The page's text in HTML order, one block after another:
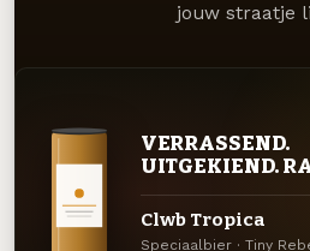
jouw straatje
VERRASSEND.
UITGEKIEND.
Clwb Tropica
Speciaalbier · Tiny